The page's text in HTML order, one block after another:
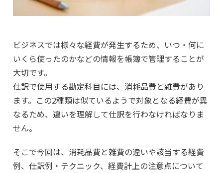
ビジネスでは様々な経費が発生するため、いつ・何に
いくら使ったのかなどの情報を帳簿で管理することが
大切です。
仕訳で使用する勘定科目には、消耗品費と雑費があり
ます。この2種類は似ているようで対象となる経費が異
なるため、違いを理解して仕訳を行わなければなりま
せん。
そこで今回は、消耗品費と雑費の違いや該当する経費
例、仕訳例・テクニック、経費計上の注意点について